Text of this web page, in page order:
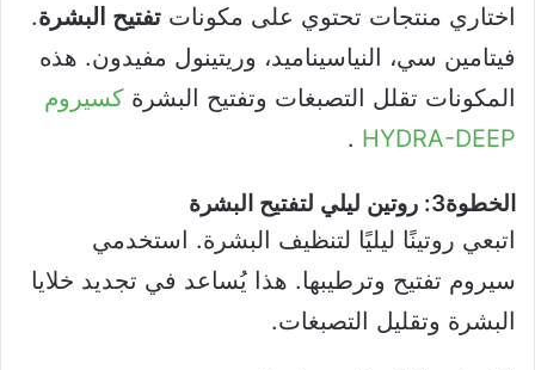
اختاري منتجات تحتوي على مكونات تفتيح البشرة.
فيتامين سي، النياسيناميد، وريتينول مفيدون. هذه
المكونات تقلل التصبغات وتفتيح البشرة كسيروم
HYDRA-DEEP
.
الخطوة3: روتين ليلي لتفتيح البشرة
اتبعي روتينًا ليليًا لتنظيف البشرة. استخدمي
سيروم تفتيح وترطيبها. هذا يُساعد في تجديد خلايا
البشرة وتقليل التصبغات.